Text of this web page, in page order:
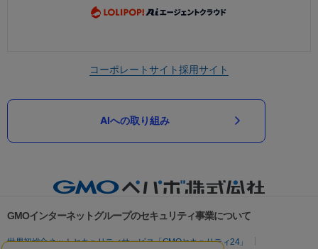
コーポレートサイト採用サイト
AIへの取り組み
GMOインターネットグループのセキュリティ事業について
世界初総合ネットセキュリティサービス「GMOセキュリティ24」